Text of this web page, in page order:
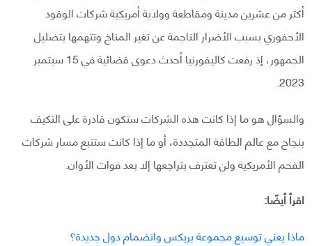
أكثر من عشرين مدينة ومقاطعة وولاية أمريكية شركات الوقود
الأحفوري بسبب الأضرار الناجمة عن تغير المناخ وتتهمها بتضليل
الجمهور، إذ رفعت كاليفورنيا أحدث دعوى قضائية في 15 سبتمبر
2023.
والسؤال هو ما إذا كانت هذه الشركات ستكون قادرة على التكيف
بنجاح مع عالم الطاقة المتجددة، أو ما إذا كانت ستتبع مسار شركات
الفحم الأمريكية ولن تعترف بتراجعها إلا بعد فوات الأوان.
اقرأ أيضًا:
‎ماذا يعني توسيع مجموعة بريكس وانضمام دول جديدة؟